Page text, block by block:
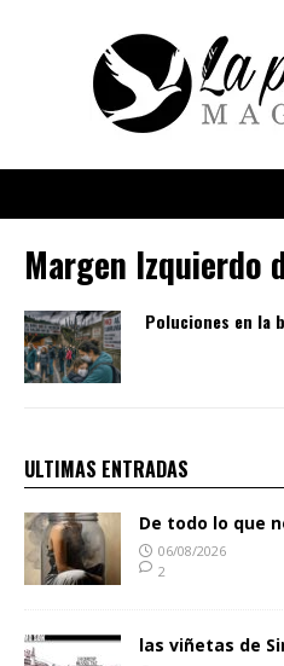
Margen Izquierdo
Poluciones en la
ULTIMAS ENTRADAS
De todo lo que
06/08/2026
2
las viñetas de